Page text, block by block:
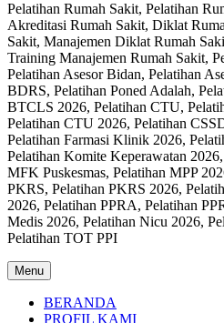
Pelatihan Rumah Sakit, Pelatihan
Akreditasi Rumah Sakit, Diklat
Sakit, Manajemen Diklat Rumah
Training Manajemen Rumah Sakit,
Pelatihan Asesor Bidan, Pelatihan
BDRS, Pelatihan Poned Adalah,
BTCLS 2026, Pelatihan CTU,
Pelatihan CTU 2026, Pelatihan
Pelatihan Farmasi Klinik 2026,
Pelatihan Komite Keperawatan
MFK Puskesmas, Pelatihan MPP
PKRS, Pelatihan PKRS 2026,
2026, Pelatihan PPRA, Pelatihan
Medis 2026, Pelatihan Nicu 2026,
Pelatihan TOT PPI
Menu
BERANDA
PROFIL KAMI